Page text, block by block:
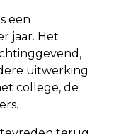
een
jaar. Het
uitwerking
college, de